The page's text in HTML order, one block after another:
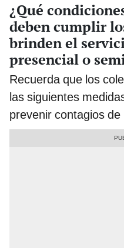
¿Qué
deben cumplir
brinden el
presencial o
Recuerda que los
las siguientes
prevenir contagios